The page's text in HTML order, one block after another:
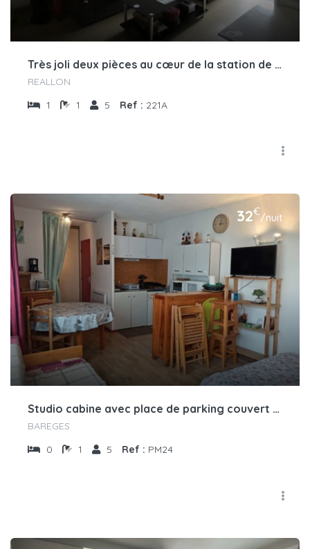
Très joli deux pièces au cœur de la station de Réallon 221A
REALLON
1
1 5 Ref : 221A
32€/nuit
Studio cabine avec place de parking couvert privï¿½
BAREGES
0
1 5 Ref : PM24